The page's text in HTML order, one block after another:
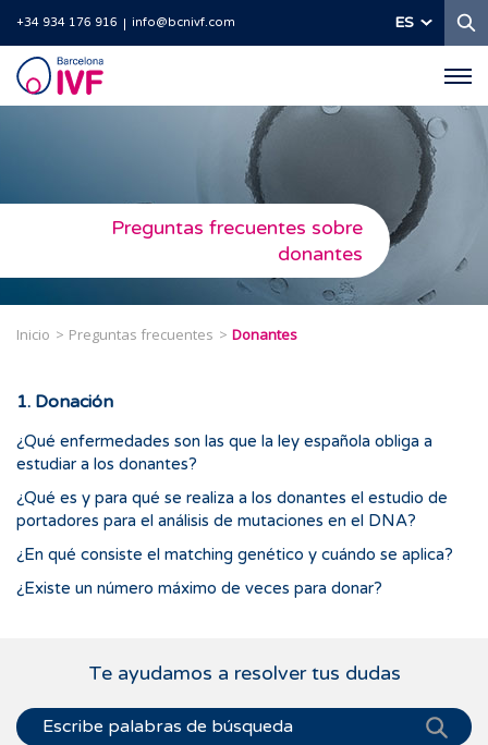
+34 934 176 916 info@bcnivf.com ES
Barcelona
IVF
Preguntas frecuentes sobre
donantes
Inicio Preguntas frecuentes Donantes
1. Donación
¿Qué enfermedades son las que la ley española obliga a
estudiar a los donantes?
¿Qué es y para qué se realiza a los donantes el estudio de
portadores para el análisis de mutaciones en el DNA?
¿En qué consiste el matching genético y cuándo se aplica?
¿Existe un número máximo de veces para donar?
Te ayudamos a resolver tus dudas